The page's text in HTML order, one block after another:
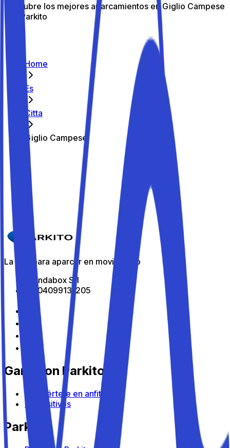
Descubre los mejores aparcamientos en Giglio Campese
con Parkito
Home
Es
Citta
Giglio Campese
Los mejores aparcamientos de Giglio
Campese
Parkito in Via dell'Allume 10
Detalles
La app para aparcar en movimiento
All Indabox Srl
P.I: 04099131205
Gana con Parkito
Conviértete en anfitrión
Dispositivos
Parkito